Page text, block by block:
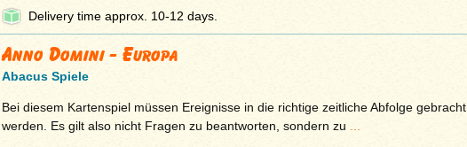
Delivery time approx. 10-12 days.
Anno Domini - Europa
Abacus Spiele
Bei diesem Kartenspiel müssen Ereignisse in die richtige zeitliche Abfolge gebracht
werden. Es gilt also nicht Fragen zu beantworten, sondern zu ...